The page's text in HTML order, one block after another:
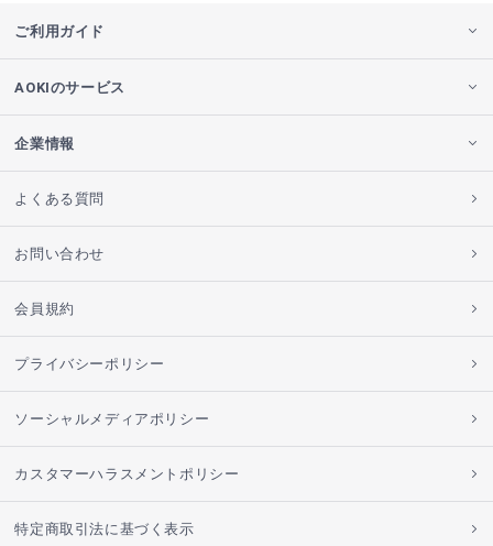
ご利用ガイド
AOKIのサービス
企業情報
よくある質問
お問い合わせ
会員規約
プライバシーポリシー
ソーシャルメディアポリシー
カスタマーハラスメントポリシー
特定商取引法に基づく表示